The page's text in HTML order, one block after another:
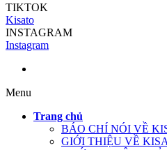
TIKTOK
Kisato
INSTAGRAM
Instagram
Menu
Trang chủ
BÁO CHÍ NÓI VỀ
GIỚI THIỆU VỀ